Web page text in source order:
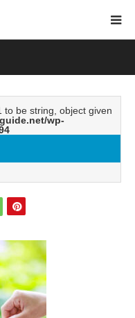
to be string, object given
wp-